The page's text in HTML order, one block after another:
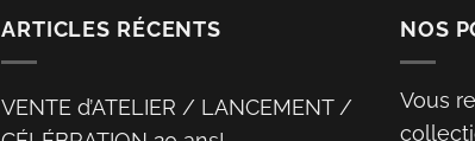
ARTICLES RÉCENTS
VENTE d’ATELIER / LANCEMENT /
NOS
Vous